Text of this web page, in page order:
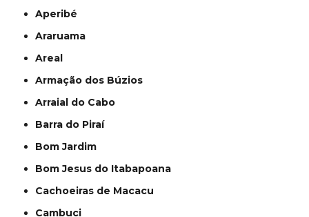
Aperibé
Araruama
Areal
Armação dos Búzios
Arraial do Cabo
Barra do Piraí
Bom Jardim
Bom Jesus do Itabapoana
Cachoeiras de Macacu
Cambuci